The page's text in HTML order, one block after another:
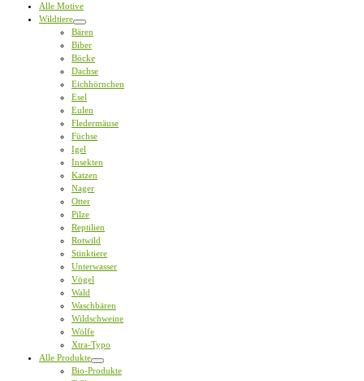
Alle Motive
Wildtiere
Bären
Biber
Böcke
Dachse
Eichhörnchen
Esel
Eulen
Fledermäuse
Füchse
Igel
Insekten
Katzen
Nager
Otter
Pilze
Reptilien
Rotwild
Stinktiere
Unterwasser
Vögel
Wald
Waschbären
Wildschweine
Wölfe
Xtra-Typo
Alle Produkte
Bio-Produkte